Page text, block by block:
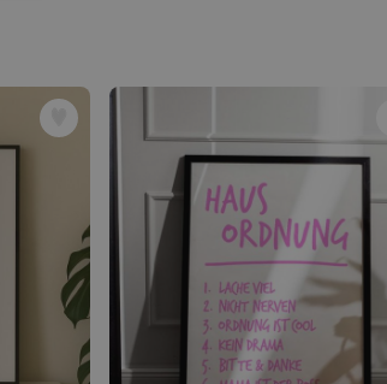
Personalisierbar
Personalisierbarer Bierkrug
mit Logo und Gesicht
über 71.100
mal gekauft
24,99 CHF
Personalisierbar
Personalisierbares Handtuch
mit Monogramm
über 300
gekauft
39,99 CHF